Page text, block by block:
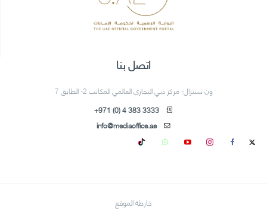
اتصل بنا
ون سنترال- مركز دبي التجاري العالمي المكاتب 2- الطابق 7
+971 (0) 4 383 3333
info@mediaoffice.ae
خارطة الموقع